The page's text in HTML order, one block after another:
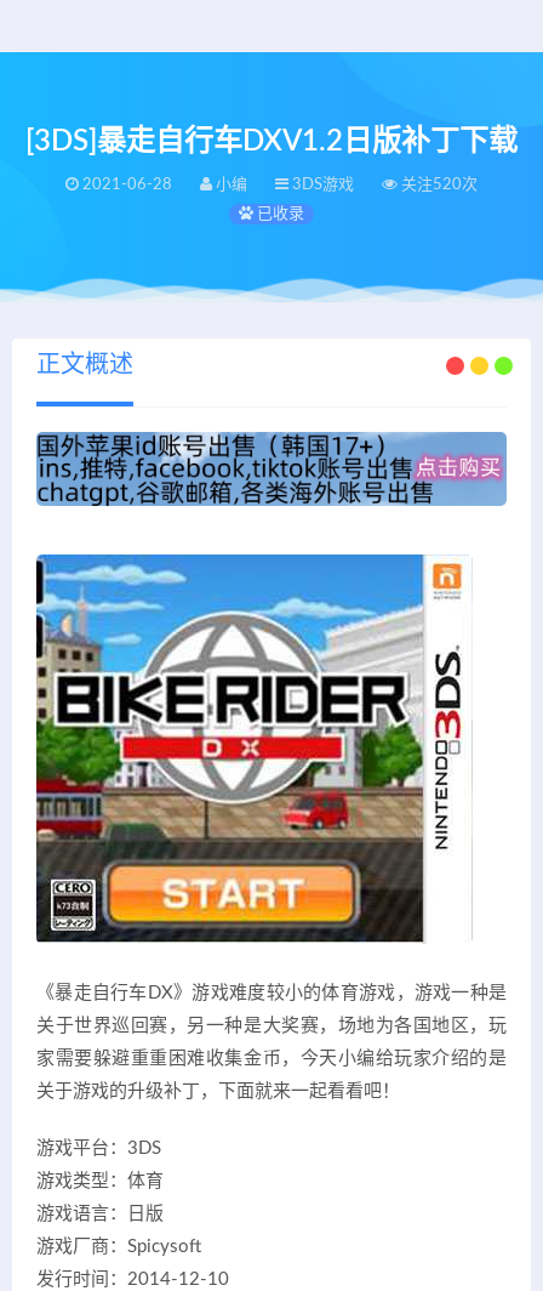
[3DS]暴走自行车DXV1.2日版补丁下载
2021-06-28 小编 3DS游戏
关注520次
已收录
正文概述
《暴走自行车DX》游戏难度较小的体育游戏，游戏一种是
关于世界巡回赛，另一种是大奖赛，场地为各国地区，玩
家需要躲避重重困难收集金币，今天小编给玩家介绍的是
关于游戏的升级补丁，下面就来一起看看吧！
游戏平台：3DS
游戏类型：体育
游戏语言：日版
游戏厂商：Spicysoft
发行时间：2014-12-10